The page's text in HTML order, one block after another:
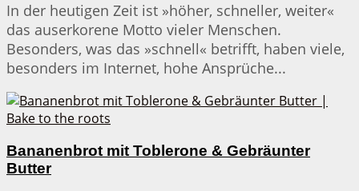
In der heutigen Zeit ist »höher, schneller, weiter«
das auserkorene Motto vieler Menschen.
Besonders, was das »schnell« betrifft, haben viele,
besonders im Internet, hohe Ansprüche...
Bananenbrot mit Toblerone & Gebräunter
Butter